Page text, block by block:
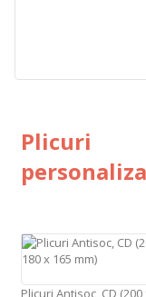
Plicuri
Plicuri Antisoc, CD